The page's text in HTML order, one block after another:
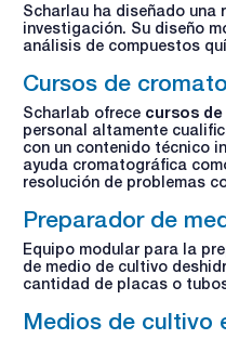
Scharlau ha diseñado
investigación. Su diseño
análisis de compuestos
Cursos de
Scharlab ofrece cursos
personal altamente
con un contenido técnico
ayuda cromatográfica
resolución de problemas
Preparador de
Equipo modular para la
de medio de cultivo
cantidad de
Medios de cultivo